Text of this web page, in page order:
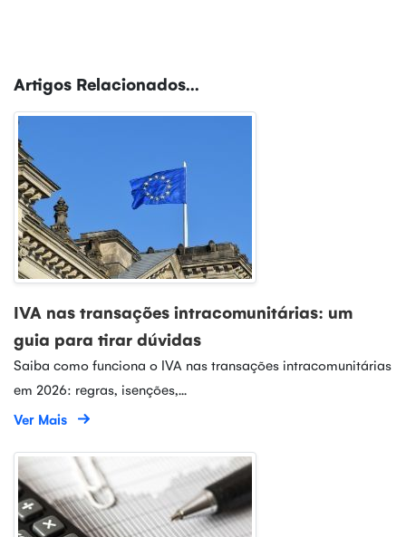
Artigos Relacionados...
IVA nas transações intracomunitárias: um
guia para tirar dúvidas
Saiba como funciona o IVA nas transações intracomunitárias
em 2026: regras, isenções,...
Ver Mais